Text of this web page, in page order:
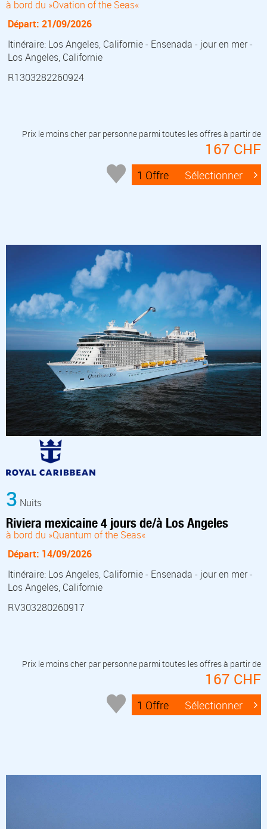
à bord du »Ovation of the Seas«
Départ: 21/09/2026
Itinéraire: Los Angeles, Californie - Ensenada - jour en mer -
Los Angeles, Californie
R1303282260924
Prix le moins cher par personne parmi toutes les offres à partir de
167 CHF
1 Offre Sélectionner
3 Nuits
Riviera mexicaine 4 jours de/à Los Angeles
à bord du »Quantum of the Seas«
Départ: 14/09/2026
Itinéraire: Los Angeles, Californie - Ensenada - jour en mer -
Los Angeles, Californie
RV303280260917
Prix le moins cher par personne parmi toutes les offres à partir de
167 CHF
1 Offre Sélectionner